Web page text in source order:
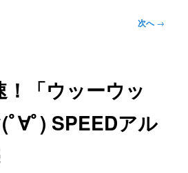
次へ→
「ウッーウッ
ﾟ∀ﾟ) SPEEDアル